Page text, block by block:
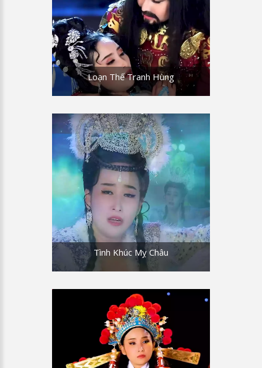
Loạn Thế Tranh Hùng
Tình Khúc Mỵ Châu